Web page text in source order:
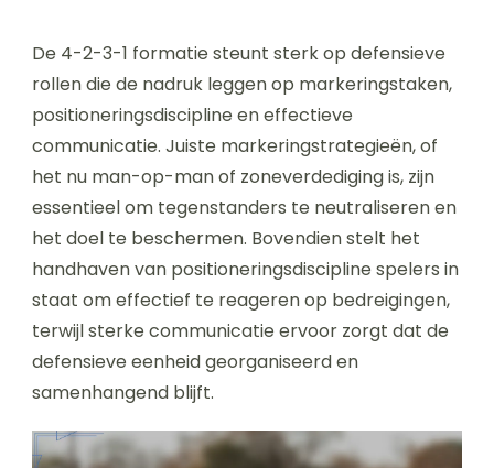
De 4-2-3-1 formatie steunt sterk op defensieve
rollen die de nadruk leggen op markeringstaken,
positioneringsdiscipline en effectieve
communicatie. Juiste markeringstrategieën, of
het nu man-op-man of zoneverdediging is, zijn
essentieel om tegenstanders te neutraliseren en
het doel te beschermen. Bovendien stelt het
handhaven van positioneringsdiscipline spelers in
staat om effectief te reageren op bedreigingen,
terwijl sterke communicatie ervoor zorgt dat de
defensieve eenheid georganiseerd en
samenhangend blijft.